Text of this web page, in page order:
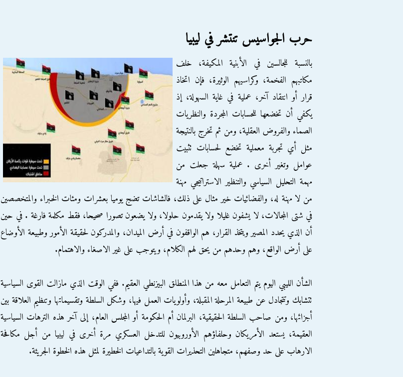
حرب الجواسيس تنتشر في ليبيا
بالنسبة للجالسين في الأبنية المكيفة، خلف
مكاتبهم الفخمة، وكراسيهم الوثيرة، فإن اتخاذ
قرار أو انتقاد آخر، عملية في غاية السهولة، إذ
يكفي أن تخضعها للحسابات المجردة والنظريات
الصماء والفروض العقلية، ومن ثم تخرج بالنتيجة
مثل أي تجربة معملية تخضع لحسابات تثبيت
عوامل وتغير أخرى . عملية سهلة جعلت من
مهمة التحليل السياسي والتنظير الاستراتيجي مهنة
من لا مهنة له، والفضائيات خير مثال على ذلك، فالشاشات تضج يوميا بعشرات ومئات الخبراء والمتخصصين
في شتى المجالات، لا يشفون غليلا ولا يقدمون حلولا، ولا يضعون تصورا صحيحا، فقط مكلمة فارغة . في حين
أن الذي يحدد المصير ويتخذ القرار، هم الواقفون في أرض الميدان، والمدركون لحقيقة الأمور وطبيعة الأوضاع
على أرض الواقع، وهم وحدهم من يحق لهم الكلام، ويتوجب على غير الاصغاء والاهتمام.
الشأن الليبي اليوم يتم التعامل معه من هذا المنطلق البيزنطي العقيم. ففي الوقت الذي مازالت القوى السياسية
تتشابك وتتجادل عن طبيعة المرحلة المقبلة، وأولويات العمل فيها، وشكل السلطة وتقسيماتها وتنظيم العلاقة بين
أجزائها، ومن صاحب السلطة الحقيقية، البرلمان أم الحكومة أو المجلس العام، إلى آخر هذه الترهات السياسية
العقيمة، يستعد الأمريكان وحلفاؤهم الأوروبيون للتدخل العسكري مرة أخرى في ليبيا من أجل مكافحة
الارهاب على حد وصفهم، متجاهلين التحذيرات القوية بالتداعيات الخطيرة لمثل هذه الخطوة الجريئة.